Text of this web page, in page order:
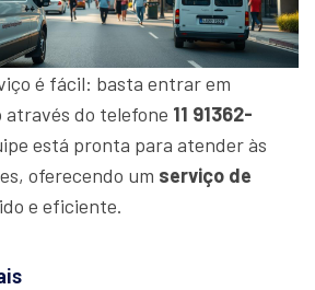
é fácil: basta entrar em
do telefone 11 91362-
está pronta para atender às
oferecendo um serviço de
e eficiente.